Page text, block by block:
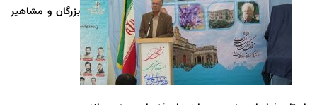
بزرگان و مشاهیر